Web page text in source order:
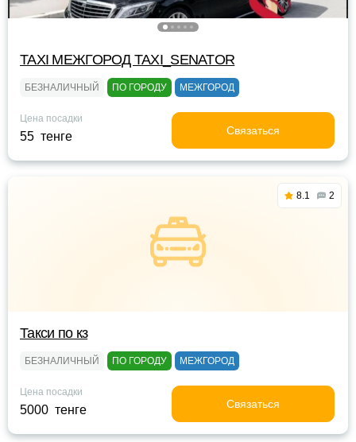
TAXI МЕЖГОРОД TAXI_SENATOR
БЕЗНАЛИЧНЫЙ ПО ГОРОДУ МЕЖГОРОД
Цена посадки
55 тенге Связаться
8.1 2
Такси по кз
БЕЗНАЛИЧНЫЙ ПО ГОРОДУ МЕЖГОРОД
Цена посадки
5000 тенге Связаться